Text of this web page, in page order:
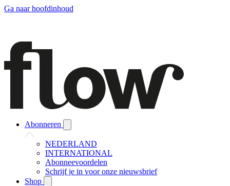
Ga naar hoofdinhoud
Abonneren
NEDERLAND
INTERNATIONAL
Abonneevoordelen
Schrijf je in voor onze nieuwsbrief
Shop